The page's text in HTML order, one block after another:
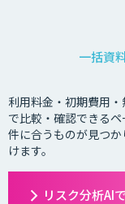
一括資
利用料金・初期費用
で比較・確認できる
件に合うものが見つ
けます。
リスク分析AI